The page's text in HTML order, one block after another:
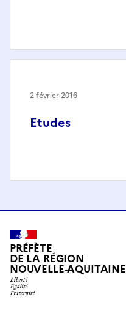
Etudes
2 février 2016
PRÉFÈTE
DE LA RÉGION
NOUVELLE-AQUITAINE